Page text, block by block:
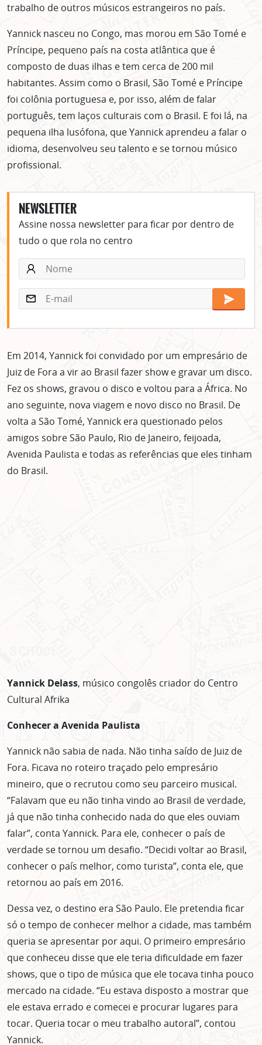
trabalho de outros músicos estrangeiros no país.
Yannick nasceu no Congo, mas morou em São Tomé e
Príncipe, pequeno país na costa atlântica que é
composto de duas ilhas e tem cerca de 200 mil
habitantes. Assim como o Brasil, São Tomé e Príncipe
foi colônia portuguesa e, por isso, além de falar
português, tem laços culturais com o Brasil. E foi lá, na
pequena ilha lusófona, que Yannick aprendeu a falar o
idioma, desenvolveu seu talento e se tornou músico
profissional.
NEWSLETTER
Assine nossa newsletter para ficar por dentro de
tudo o que rola no centro
Em 2014, Yannick foi convidado por um empresário de
Juiz de Fora a vir ao Brasil fazer show e gravar um disco.
Fez os shows, gravou o disco e voltou para a África. No
ano seguinte, nova viagem e novo disco no Brasil. De
volta a São Tomé, Yannick era questionado pelos
amigos sobre São Paulo, Rio de Janeiro, feijoada,
Avenida Paulista e todas as referências que eles tinham
do Brasil.
Yannick Delass, músico congolês criador do Centro
Cultural Afrika
Conhecer a Avenida Paulista
Yannick não sabia de nada. Não tinha saído de Juiz de
Fora. Ficava no roteiro traçado pelo empresário
mineiro, que o recrutou como seu parceiro musical.
“Falavam que eu não tinha vindo ao Brasil de verdade,
já que não tinha conhecido nada do que eles ouviam
falar”, conta Yannick. Para ele, conhecer o país de
verdade se tornou um desafio. “Decidi voltar ao Brasil,
conhecer o país melhor, como turista”, conta ele, que
retornou ao país em 2016.
Dessa vez, o destino era São Paulo. Ele pretendia ficar
só o tempo de conhecer melhor a cidade, mas também
queria se apresentar por aqui. O primeiro empresário
que conheceu disse que ele teria dificuldade em fazer
shows, que o tipo de música que ele tocava tinha pouco
mercado na cidade. “Eu estava disposto a mostrar que
ele estava errado e comecei e procurar lugares para
tocar. Queria tocar o meu trabalho autoral”, contou
Yannick.